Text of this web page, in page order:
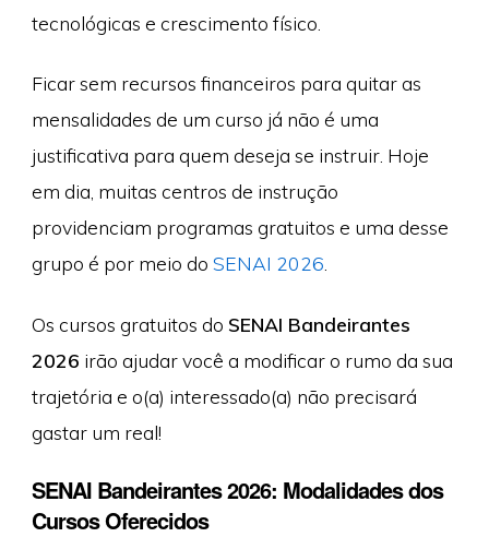
tecnológicas e crescimento físico.
Ficar sem recursos financeiros para quitar as
mensalidades de um curso já não é uma
justificativa para quem deseja se instruir. Hoje
em dia, muitas centros de instrução
providenciam programas gratuitos e uma desse
grupo é por meio do SENAI 2026
Os cursos gratuitos do SENAI Bandeirantes
2026 irão ajudar você a modificar o rumo da sua
trajetória e o(a) interessado(a) não precisará
gastar um real!
SENAI Bandeirantes 2026: Modalidades dos
Cursos Oferecidos